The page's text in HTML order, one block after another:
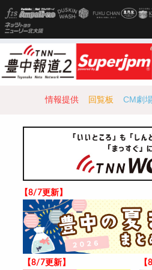
情報提供 回覧板 CM劇
【8/7更新】
【8/7更新】